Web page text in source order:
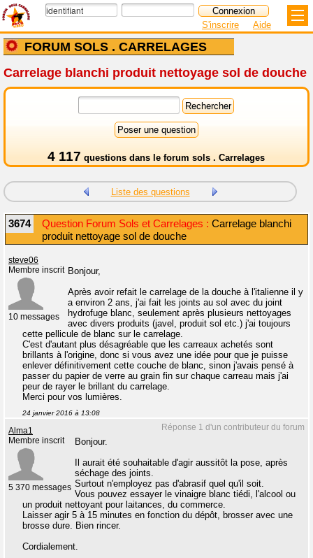
FORUM SOLS . CARRELAGES
S'inscrire Aide
Carrelage blanchi produit nettoyage sol de douche
4 117 questions dans le forum sols . Carrelages
Liste des questions
3674 Question Forum Sols et Carrelages : Carrelage blanchi
produit nettoyage sol de douche
steve06
Membre inscrit
10 messages
Bonjour,
Après avoir refait le carrelage de la douche à l'italienne il y
a environ 2 ans, j'ai fait les joints au sol avec du joint
hydrofuge blanc, seulement après plusieurs nettoyages
avec divers produits (javel, produit sol etc.) j'ai toujours
cette pellicule de blanc sur le carrelage.
C'est d'autant plus désagréable que les carreaux achetés sont
brillants à l'origine, donc si vous avez une idée pour que je puisse
enlever définitivement cette couche de blanc, sinon j'avais pensé à
passer du papier de verre au grain fin sur chaque carreau mais j'ai
peur de rayer le brillant du carrelage.
Merci pour vos lumières.
24 janvier 2016 à 13:08
Réponse 1 d'un contributeur du forum
Alma1
Membre inscrit
5 370 messages
Bonjour.
Il aurait été souhaitable d'agir aussitôt la pose, après
séchage des joints.
Surtout n'employez pas d'abrasif quel qu'il soit.
Vous pouvez essayer le vinaigre blanc tiédi, l'alcool ou
un produit nettoyant pour laitances, du commerce.
Laisser agir 5 à 15 minutes en fonction du dépôt, brosser avec une
brosse dure. Bien rincer.
Cordialement.